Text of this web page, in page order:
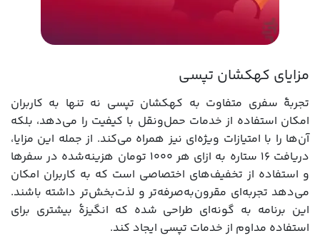
مزایای کهکشان تپسی
تجربۀ سفری متفاوت به کهکشان تپسی نه‌ تنها به کاربران
امکان استفاده از خدمات حمل‌ونقل با کیفیت را می‌دهد، بلکه
آن‌ها را با امتیازات ویژه‌ای نیز همراه می‌کند. از جمله این مزایا،
دریافت ۱۶ ستاره به ازای هر ۱۰۰۰ تومان هزینه‌شده در سفرها
و استفاده از تخفیف‌های اختصاصی است که به کاربران امکان
می‌دهد تجربه‌ای مقرون‌به‌صرفه‌تر و لذت‌بخش‌تر داشته باشند.
این برنامه به گونه‌ای طراحی شده که انگیزۀ بیشتری برای
استفاده مداوم از خدمات تپسی ایجاد کند.